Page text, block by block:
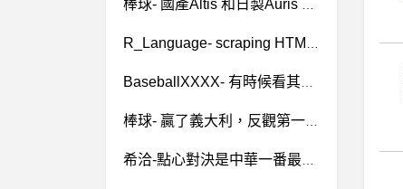
希洽-點心對決是中華一番最好看的一場嗎？ 點心對決是中華一番最好看的一場嗎？